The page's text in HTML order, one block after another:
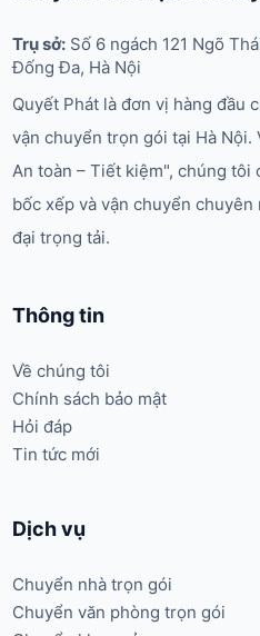
Trụ sở: Số 6 ngách 121 Ngõ
Đống Đa, Hà Nội
Quyết Phát là đơn vị hàng đầu
vận chuyển trọn gói tại Hà Nội.
An toàn – Tiết kiệm", chúng tôi
bốc xếp và vận chuyển
đại trọng tải.
Thông tin
Về chúng tôi
Chính sách bảo mật
Hỏi đáp
Tin tức mới
Dịch vụ
Chuyển nhà trọn gói
Chuyển văn phòng trọn gói